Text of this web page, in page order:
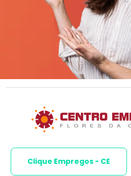
Clique Empregos - CE